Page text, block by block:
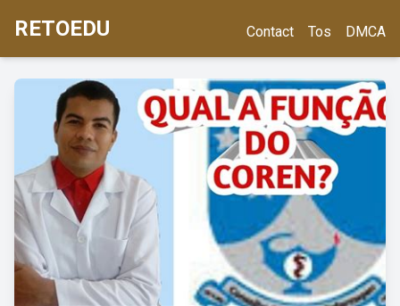
RETOEDU Contact Tos DMCA